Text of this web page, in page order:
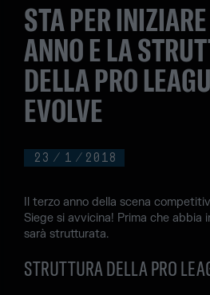
23 / 1 / 2018
STA PER
ANNO E LA
DELLA PRO
EVOLVE
Il terzo anno della scena
Siege si avvicina! Prima che abbia
sarà strutturata.
STRUTTURA DELLA PRO